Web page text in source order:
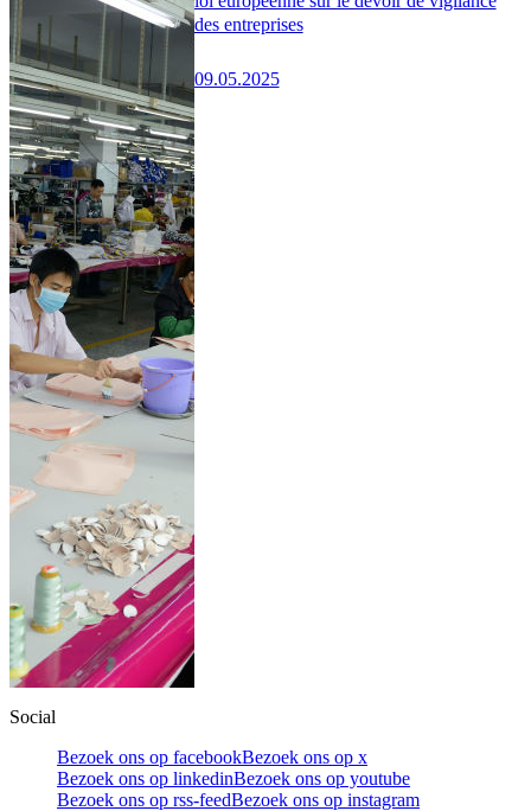
des entreprises
09.05.2025
Social
Bezoek ons op facebookBezoek ons op x
Bezoek ons op linkedinBezoek ons op youtube
Bezoek ons op rss-feedBezoek ons op instagram